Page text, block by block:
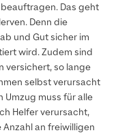
Das geht
Denn die
und Gut sicher im
wird. Zudem sind
versichert, so lange
selbst verursacht
muss für alle
Helfer verursacht,
an freiwilligen